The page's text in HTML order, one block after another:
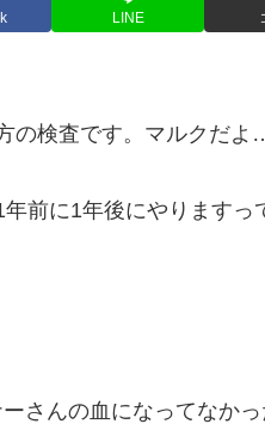
LINE
の検査です。マルクだよ
前に1年後にやりますっ
さんの血になってなか